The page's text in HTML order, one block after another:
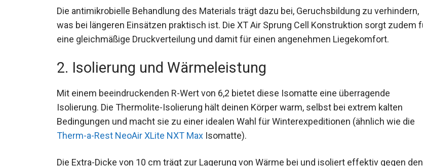
Die antimikrobielle Behandlung des Materials trägt dazu bei, Geruchsbildung zu verhindern,
was bei längeren Einsätzen praktisch ist. Die XT Air Sprung Cell Konstruktion sorgt zudem
für eine gleichmäßige Druckverteilung und damit für einen angenehmen Liegekomfort.
2. Isolierung und Wärmeleistung
Mit einem beeindruckenden R-Wert von 6,2 bietet diese Isomatte eine überragende
Isolierung. Die Thermolite-Isolierung hält deinen Körper warm, selbst bei extrem kalten
Bedingungen und macht sie zu einer idealen Wahl für Winterexpeditionen (ähnlich wie die
Therm-a-Rest NeoAir XLite NXT Max Isomatte).
Die Extra-Dicke von 10 cm trägt zur Lagerung von Wärme bei und isoliert effektiv gegen den